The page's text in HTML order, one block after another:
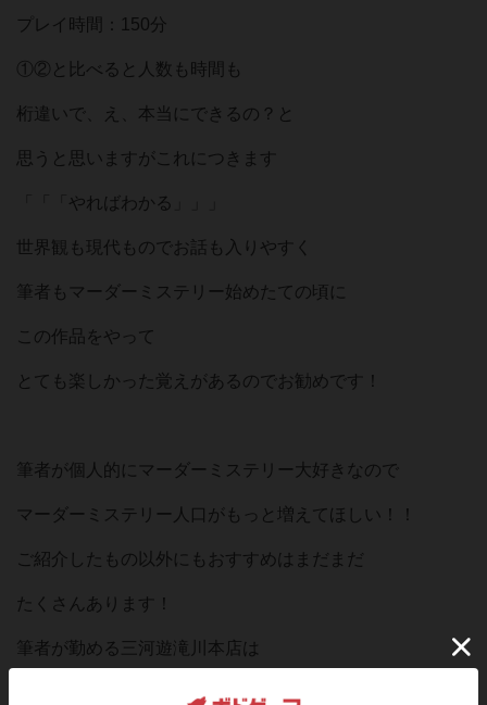
プレイ時間：150分
①②と比べると人数も時間も
桁違いで、え、本当にできるの？と
思うと思いますがこれにつきます
「「「やればわかる」」」
世界観も現代ものでお話も入りやすく
筆者もマーダーミステリー始めたての頃に
この作品をやって
とても楽しかった覚えがあるのでお勧めです！
筆者が個人的にマーダーミステリー大好きなので
マーダーミステリー人口がもっと増えてほしい！！
ご紹介したもの以外にもおすすめはまだまだ
たくさんあります！
筆者が勤める三河遊滝川本店は
不定期でマーダーミステリー会を開催しています！